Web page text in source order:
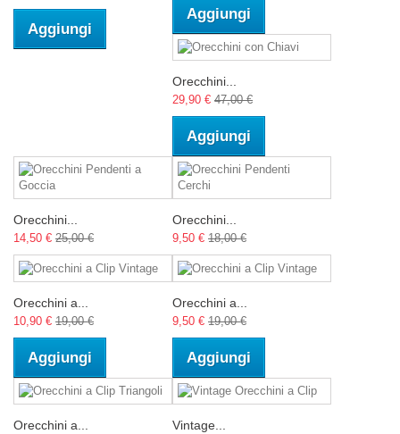
Aggiungi
Aggiungi
Orecchini...
29,90 € 47,00 €
Aggiungi
Orecchini...
14,50 € 25,00 €
Orecchini...
9,50 € 18,00 €
Orecchini a...
10,90 € 19,00 €
Aggiungi
Orecchini a...
9,50 € 19,00 €
Aggiungi
Orecchini a... Vintage...